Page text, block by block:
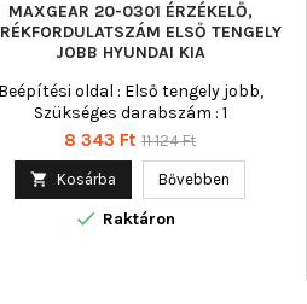
MAXGEAR 20-0301 ÉRZÉKELŐ,
ELSŐ TENGELY
JOBB HYUNDAI KIA
Beépítési oldal : Első tengely jobb,
Szükséges darabszám : 1
Ár
8 343 Ft Normál
11 124 Ft
 Kosárba Bővebben
 Raktáron